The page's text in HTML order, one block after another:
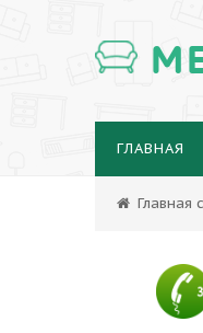
ГЛАВНАЯ
Главная